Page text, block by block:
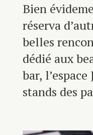
Bien
réserva
belles
dédié aux
bar,
stands des